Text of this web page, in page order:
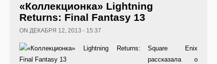
«Коллекционка» Lightning
Returns: Final Fantasy 13
ON ДЕКАБРЯ 12, 2013 - 15:37
Square Enix
рассказала о